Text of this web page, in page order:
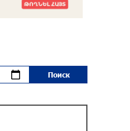
обладателем
новые АЭС,